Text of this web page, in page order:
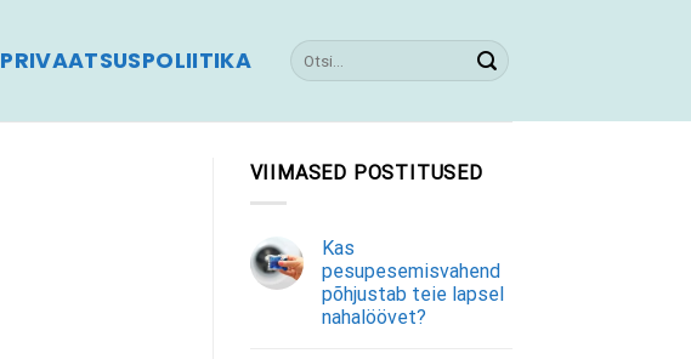
PRIVAATSUSPOLIITIKA
VIIMASED POSTITUSED
Kas
pesupesemisvahend
põhjustab teie lapsel
nahalöövet?